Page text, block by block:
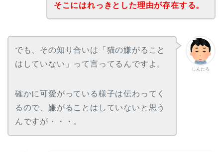
そこにはれっきとした理由が存在する。
しんたろ
でも、その知り合いは「猫の嫌がること
はしていない」って言ってるんですよ。
確かに可愛がっている様子は伝わってく
るので、嫌がることはしていないと思う
んですが・・・。